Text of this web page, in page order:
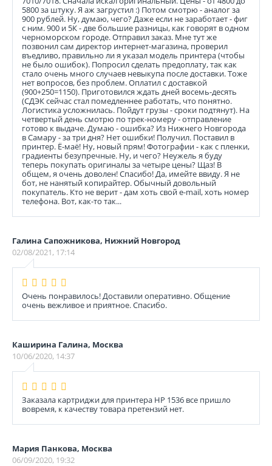
5800 за штуку. Я аж загрустил :) Потом смотрю - аналог за
900 рублей. Ну, думаю, чего? Даже если не заработает - фиг
с ним. 900 и 5К - две большие разницы, как говорят в одном
черноморском городе. Отправил заказ. Мне тут же
позвонил сам директор интернет-магазина, проверил
въедливо, правильно ли я указал модель принтера (чтобы
не было ошибок). Попросил сделать предоплату, так как
стало очень много случаев невыкупа после доставки. Тоже
нет вопросов, без проблем. Оплатил с доставкой
(900+250=1150). Приготовился ждать дней восемь-десять
(СДЭК сейчас стал помедленнее работать, что понятно.
Логистика усложнилась. Пойдут грузы - сроки подтянут). На
четвертый день смотрю по трек-номеру - отправление
готово к выдаче. Думаю - ошибка? Из Нижнего Новгорода
в Самару - за три дня? Нет ошибки! Получил. Поставил в
принтер. Ё-маё! Ну, новый прям! Фотографии - как с пленки,
градиенты безупречные. Ну, и чего? Неужель я буду
теперь покупать оригиналы за четыре цены? Щаз! В
общем, я очень доволен! Спасибо! Да, имейте ввиду. Я не
бот, не нанятый копирайтер. Обычный довольный
покупатель. Кто не верит - дам хоть свой e-mail, хоть номер
телефона. Вот, как-то так...
Галина Сапожникова, Нижний Новгород
02/08/2021, 17:14
Очень понравилось! Доставили оперативно. Общение
очень вежливое и приятное. Спасибо.
Каширина Галина, Москва
10/06/2020, 14:37
Заказала картриджи для принтера HP 1536 все пришло
вовремя, к качеству товара претензий нет.
Мария Панкова, Москва
06/09/2020, 19:32